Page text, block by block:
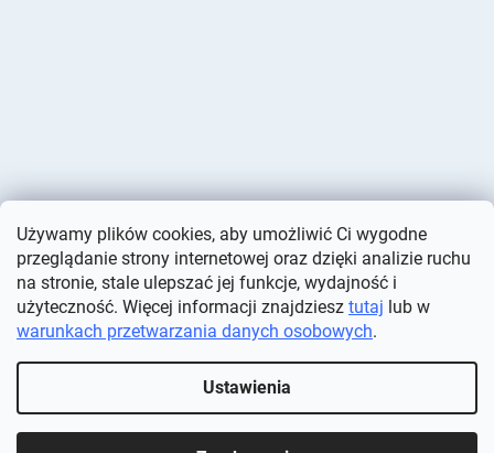
Używamy plików cookies, aby umożliwić Ci wygodne
przeglądanie strony internetowej oraz dzięki analizie ruchu
na stronie, stale ulepszać jej funkcje, wydajność i
użyteczność. Więcej informacji znajdziesz tutaj lub w
warunkach przetwarzania danych osobowych.
Ustawienia